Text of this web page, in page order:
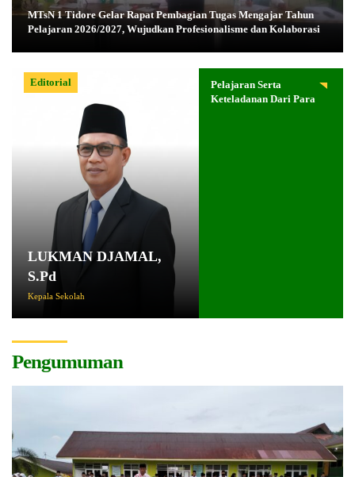
MTsN 1 Tidore Gelar Rapat Pembagian Tugas Mengajar Tahun
Pelajaran 2026/2027, Wujudkan Profesionalisme dan Kolaborasi
Editorial
LUKMAN DJAMAL,
S.Pd
Kepala Sekolah
Pelajaran Serta
Keteladanan Dari Para
Pengumuman